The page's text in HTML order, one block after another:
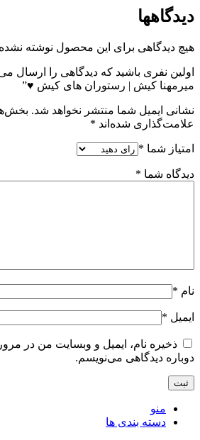
دیدگاهها
هیچ دیدگاهی برای این محصول نوشته
اولین نفری باشید که دیدگاهی را ارسال
میرمهنا کیش | رستوران های کیش ♥”
نشانی ایمیل شما منتشر نخواهد شد.
علامت‌گذاری شده‌اند *
امتیاز شما *
دیدگاه شما *
نام *
ایمیل *
ذخیره نام، ایمیل و وبسایت من در
دوباره دیدگاهی می‌نویسم.
منو
دسته بندی ها